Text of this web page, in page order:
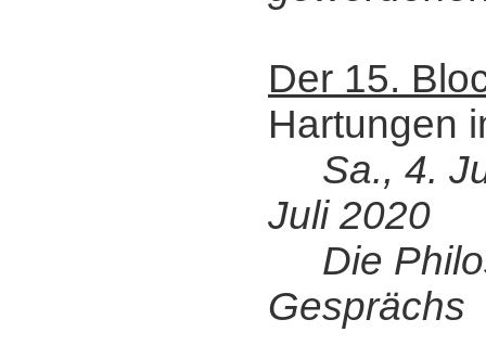
Der 15.
Hartungen
Sa., 4.
Juli 2020
Die
Gesprächs